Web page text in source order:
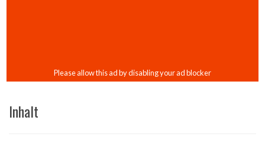
Inhalt